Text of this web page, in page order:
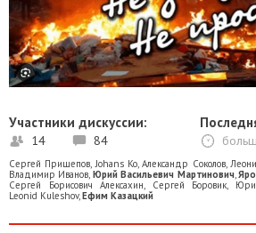
Участники дискуссии:
14 84
Сергей Прищепов Johans Ko ,Александр Соколов,
Владимир Иванов Юрий Васильевич Мартинович,
Сергей Борисович Алексахин
Сергей Боровик
Leonid Kuleshov, Ефим Казацкий